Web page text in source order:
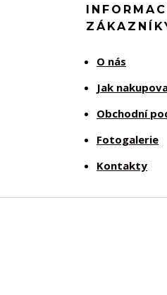
O nás
Jak
Obchodní
Fotogalerie
Kontakty